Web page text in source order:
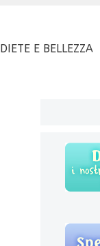
DIETE E BELLEZZA